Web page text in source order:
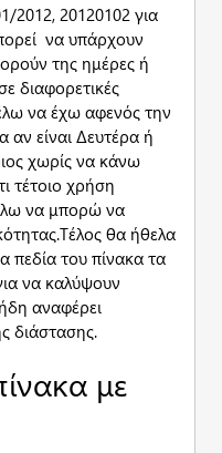
2012, 20120102 για
να υπάρχουν
της ημέρες ή
διαφορετικές
να έχω αφενός την
είναι Δευτέρα ή
χωρίς να κάνω
τέτοιο χρήση
να μπορώ να
θα ήθελα
πεδία του πίνακα τα
να καλύψουν
αναφέρει
διάστασης.
με